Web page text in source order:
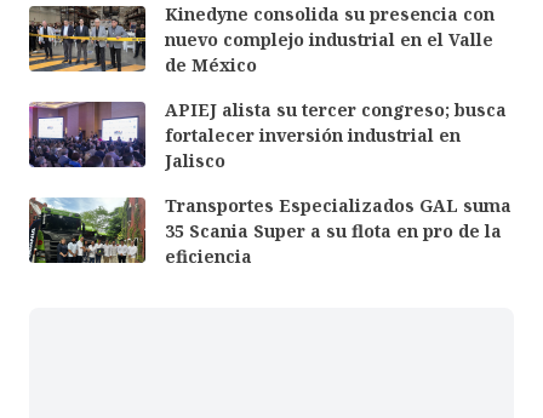
Kinedyne consolida su presencia con
nuevo complejo industrial en el Valle
de México
APIEJ alista su tercer congreso; busca
fortalecer inversión industrial en
Jalisco
Transportes Especializados GAL suma
35 Scania Super a su flota en pro de la
eficiencia